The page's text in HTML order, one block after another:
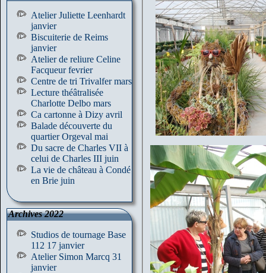
Atelier Juliette Leenhardt
janvier
Biscuiterie de Reims
janvier
Atelier de reliure Celine
Facqueur fevrier
Centre de tri Trivalfer mars
Lecture théâtralisée
Charlotte Delbo mars
Ca cartonne à Dizy avril
Balade découverte du
quartier Orgeval mai
Du sacre de Charles VII à
celui de Charles III juin
La vie de château à Condé
en Brie juin
Archives 2022
Studios de tournage Base
112 17 janvier
Atelier Simon Marcq 31
janvier